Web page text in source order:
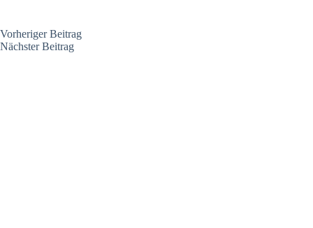
VorherigerBeitrag
NächsterBeitrag